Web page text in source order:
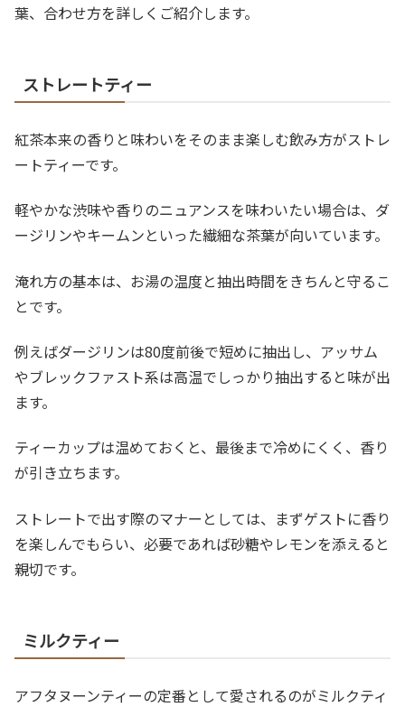
葉、合わせ方を詳しくご紹介します。
ストレートティー
紅茶本来の香りと味わいをそのまま楽しむ飲み方がストレ
ートティーです。
軽やかな渋味や香りのニュアンスを味わいたい場合は、ダ
ージリンやキームンといった繊細な茶葉が向いています。
淹れ方の基本は、お湯の温度と抽出時間をきちんと守るこ
とです。
例えばダージリンは80度前後で短めに抽出し、アッサム
やブレックファスト系は高温でしっかり抽出すると味が出
ます。
ティーカップは温めておくと、最後まで冷めにくく、香り
が引き立ちます。
ストレートで出す際のマナーとしては、まずゲストに香り
を楽しんでもらい、必要であれば砂糖やレモンを添えると
親切です。
ミルクティー
アフタヌーンティーの定番として愛されるのがミルクティ